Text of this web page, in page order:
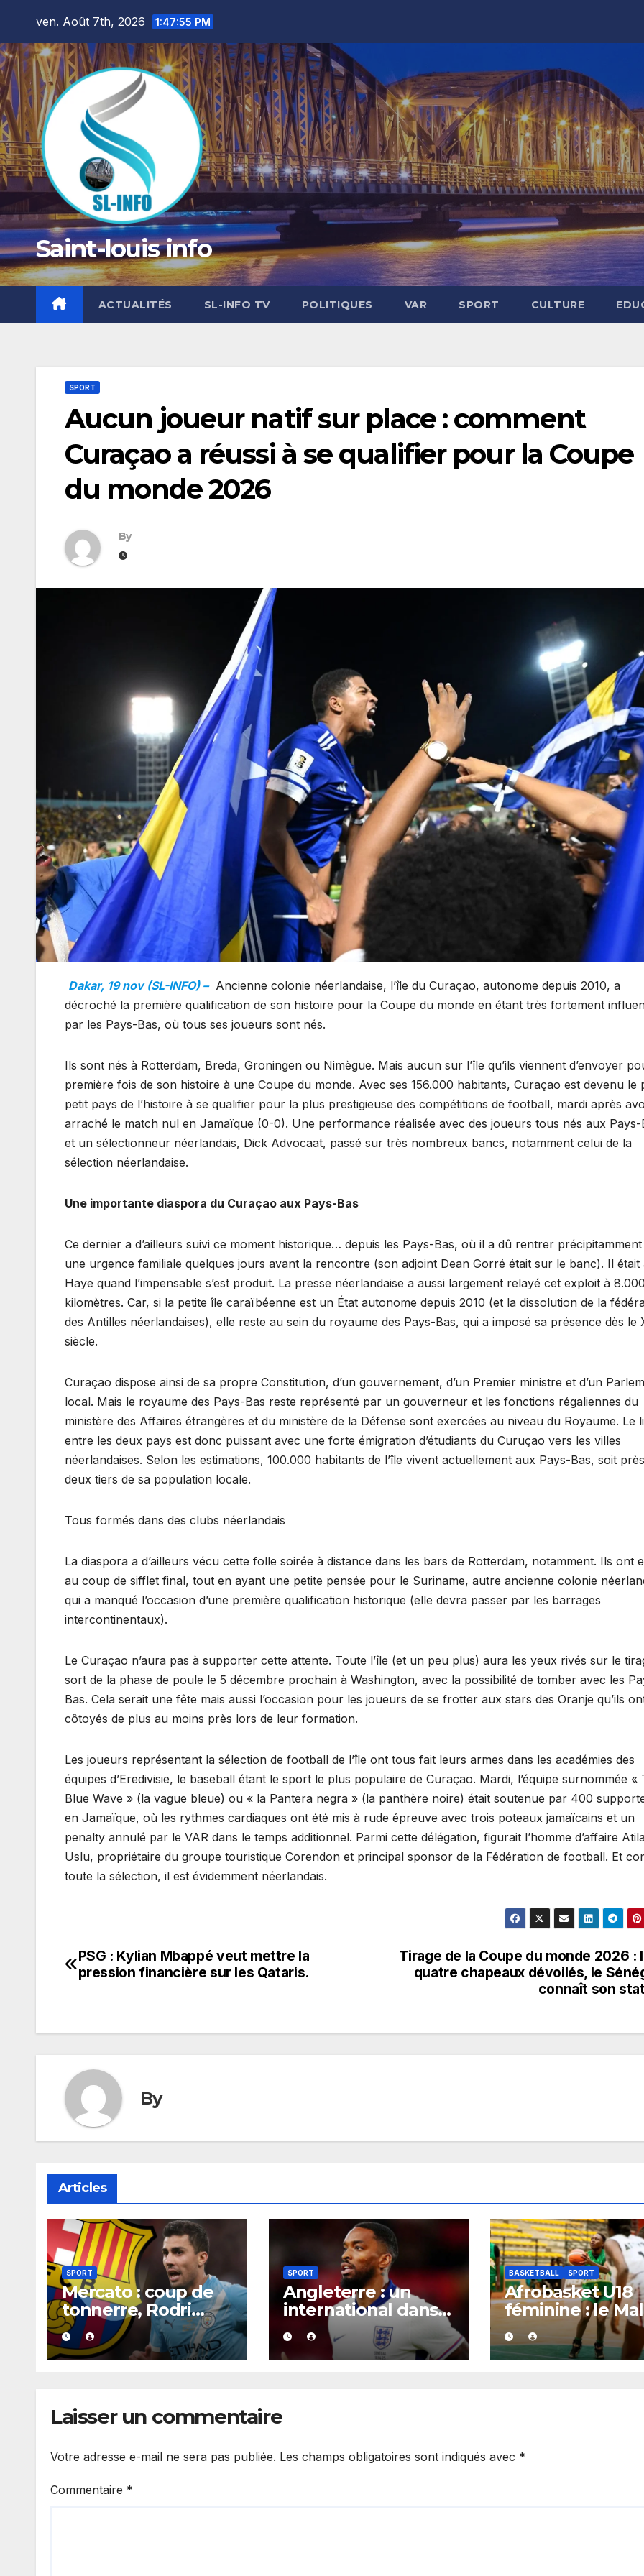
content
ven. Août 7th, 2026 1:47:57 PM
Saint-louis info
ACTUALITÉS SL-INFO TV POLITIQUES VAR SPORT CULTURE
SPORT
Aucun joueur natif sur place : comment
Curaçao a réussi à se qualifier pour la Coupe
du monde 2026
By
Dakar, 19 nov (SL-INFO) – Ancienne colonie néerlandaise, l’île du Curaçao, autonome depuis 2010, a
décroché la première qualification de son histoire pour la Coupe du monde en étant très fortement
par les Pays-Bas, où tous ses joueurs sont nés.
Ils sont nés à Rotterdam, Breda, Groningen ou Nimègue. Mais aucun sur l’île qu’ils viennent d’envoyer
première fois de son histoire à une Coupe du monde. Avec ses 156.000 habitants, Curaçao est devenu le
petit pays de l’histoire à se qualifier pour la plus prestigieuse des compétitions de football, mardi après
arraché le match nul en Jamaïque (0-0). Une performance réalisée avec des joueurs tous nés aux Pays-
et un sélectionneur néerlandais, Dick Advocaat, passé sur très nombreux bancs, notamment celui de la
sélection néerlandaise.
Une importante diaspora du Curaçao aux Pays-Bas
Ce dernier a d’ailleurs suivi ce moment historique… depuis les Pays-Bas, où il a dû rentrer
une urgence familiale quelques jours avant la rencontre (son adjoint Dean Gorré était sur le banc). Il était
Haye quand l’impensable s’est produit. La presse néerlandaise a aussi largement relayé cet exploit à 8.000
kilomètres. Car, si la petite île caraïbéenne est un État autonome depuis 2010 (et la dissolution de la
des Antilles néerlandaises), elle reste au sein du royaume des Pays-Bas, qui a imposé sa présence dès le
siècle.
Curaçao dispose ainsi de sa propre Constitution, d’un gouvernement, d’un Premier ministre et d’un
local. Mais le royaume des Pays-Bas reste représenté par un gouverneur et les fonctions régaliennes du
ministère des Affaires étrangères et du ministère de la Défense sont exercées au niveau du Royaume. Le
entre les deux pays est donc puissant avec une forte émigration d’étudiants du Curuçao vers les villes
néerlandaises. Selon les estimations, 100.000 habitants de l’île vivent actuellement aux Pays-Bas, soit
deux tiers de sa population locale.
Tous formés dans des clubs néerlandais
La diaspora a d’ailleurs vécu cette folle soirée à distance dans les bars de Rotterdam, notamment. Ils ont
au coup de sifflet final, tout en ayant une petite pensée pour le Suriname, autre ancienne colonie
qui a manqué l’occasion d’une première qualification historique (elle devra passer par les barrages
intercontinentaux).
Le Curaçao n’aura pas à supporter cette attente. Toute l’île (et un peu plus) aura les yeux rivés sur le
sort de la phase de poule le 5 décembre prochain à Washington, avec la possibilité de tomber avec les
Bas. Cela serait une fête mais aussi l’occasion pour les joueurs de se frotter aux stars des Oranje qu’ils
côtoyés de plus au moins près lors de leur formation.
Les joueurs représentant la sélection de football de l’île ont tous fait leurs armes dans les académies des
équipes d’Eredivisie, le baseball étant le sport le plus populaire de Curaçao. Mardi, l’équipe surnommée «
Blue Wave » (la vague bleue) ou « la Pantera negra » (la panthère noire) était soutenue par 400
en Jamaïque, où les rythmes cardiaques ont été mis à rude épreuve avec trois poteaux jamaïcains et un
penalty annulé par le VAR dans le temps additionnel. Parmi cette délégation, figurait l’homme d’affaire
Uslu, propriétaire du groupe touristique Corendon et principal sponsor de la Fédération de football. Et
toute la sélection, il est évidemment néerlandais.
Navigation
Tirage de la Coupe du monde 2026 :
quatre chapeaux dévoilés, le
connaît son
PSG : Kylian Mbappé veut mettre la
pression financière sur les Qataris.
By
Articles
SPORT
Mercato : coup de
tonnerre, Rodri
aurait trouvé un
accord XXL avec le
Barça pour un
SPORT
Angleterre : un
international dans
la tourmente,
poursuivi après une
présumée
BASKETBALL SPORT
Afrobasket U18
féminine : le
réalise un
festival offensif
inflige une
Laisser un commentaire
Votre adresse e-mail ne sera pas publiée. Les champs obligatoires sont indiqués avec *
Commentaire *